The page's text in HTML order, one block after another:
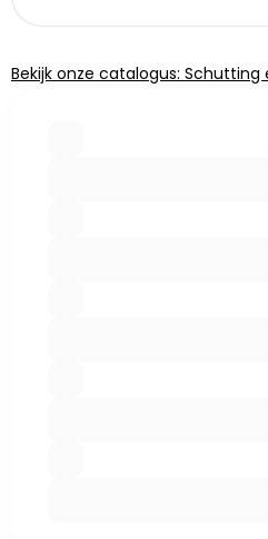
Bekijk onze catalogus: